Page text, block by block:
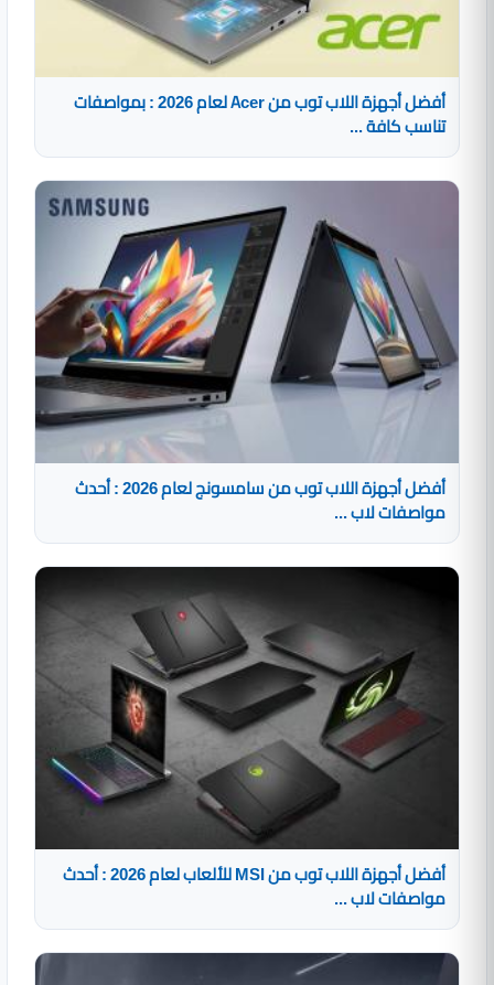
أفضل أجهزة اللاب توب من Acer لعام 2026 : بمواصفات
تناسب كافة ...
أفضل أجهزة اللاب توب من سامسونج لعام 2026 : أحدث
مواصفات لاب ...
أفضل أجهزة اللاب توب من MSI للألعاب لعام 2026 : أحدث
مواصفات لاب ...